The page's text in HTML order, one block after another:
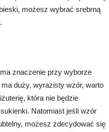
możesz wybrać srebrną
znaczenie przy wyborze
duży, wyrazisty wzór, warto
która nie będzie
Natomiast jeśli wzór
możesz zdecydować się